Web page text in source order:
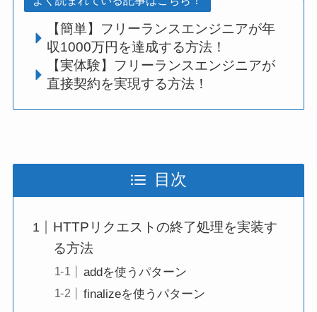
【簡単】フリーランスエンジニアが年
収1000万円を達成する方法！
【実体験】フリーランスエンジニアが
直接契約を実現する方法！
目次
HTTPリクエストの終了処理を実装す
る方法
addを使うパターン
finalizeを使うパターン